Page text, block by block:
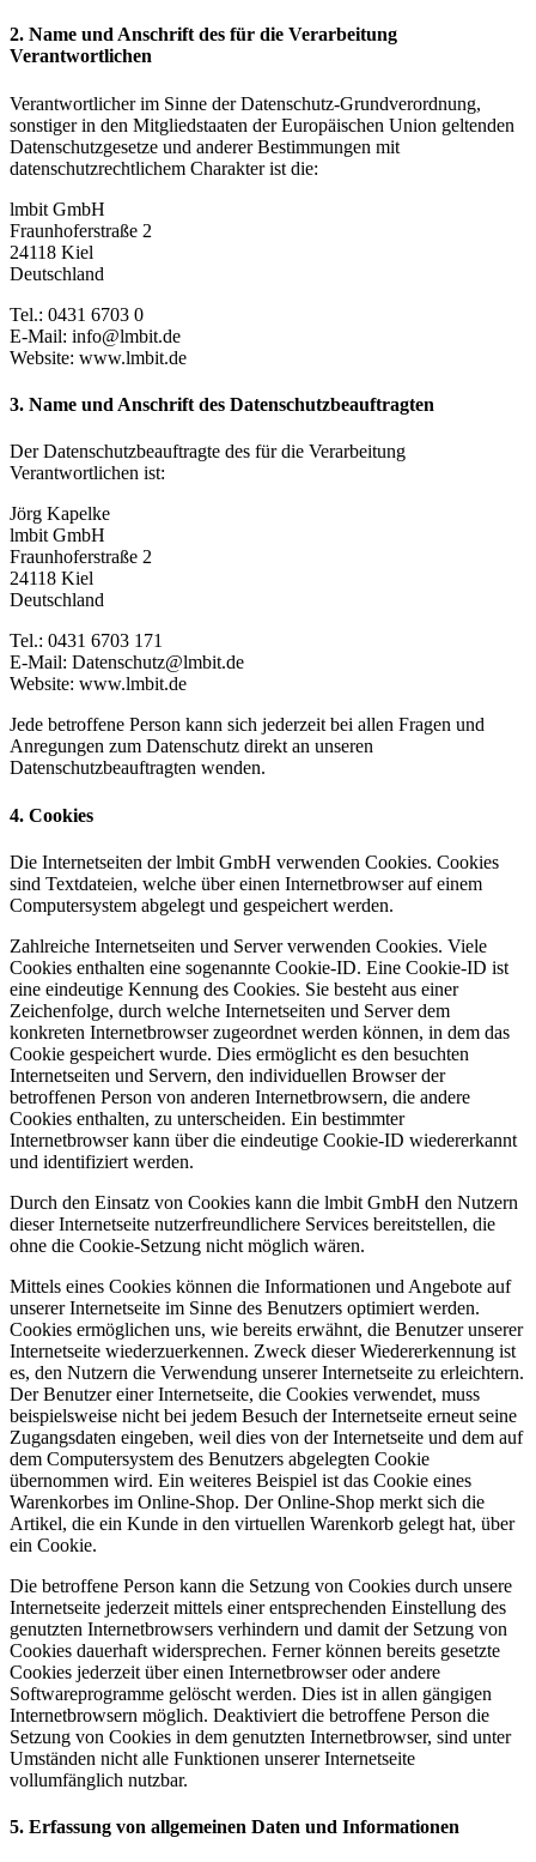
2. Name und Anschrift des für die Verarbeitung
Verantwortlichen
Verantwortlicher im Sinne der Datenschutz-Grundverordnung,
sonstiger in den Mitgliedstaaten der Europäischen Union geltenden
Datenschutzgesetze und anderer Bestimmungen mit
datenschutzrechtlichem Charakter ist die:
lmbit GmbH
Fraunhoferstraße 2
24118 Kiel
Deutschland
Tel.: 0431 6703 0
E-Mail: info@lmbit.de
Website: www.lmbit.de
3. Name und Anschrift des Datenschutzbeauftragten
Der Datenschutzbeauftragte des für die Verarbeitung
Verantwortlichen ist:
Jörg Kapelke
lmbit GmbH
Fraunhoferstraße 2
24118 Kiel
Deutschland
Tel.: 0431 6703 171
E-Mail: Datenschutz@lmbit.de
Website: www.lmbit.de
Jede betroffene Person kann sich jederzeit bei allen Fragen und
Anregungen zum Datenschutz direkt an unseren
Datenschutzbeauftragten wenden.
4. Cookies
Die Internetseiten der lmbit GmbH verwenden Cookies. Cookies
sind Textdateien, welche über einen Internetbrowser auf einem
Computersystem abgelegt und gespeichert werden.
Zahlreiche Internetseiten und Server verwenden Cookies. Viele
Cookies enthalten eine sogenannte Cookie-ID. Eine Cookie-ID ist
eine eindeutige Kennung des Cookies. Sie besteht aus einer
Zeichenfolge, durch welche Internetseiten und Server dem
konkreten Internetbrowser zugeordnet werden können, in dem das
Cookie gespeichert wurde. Dies ermöglicht es den besuchten
Internetseiten und Servern, den individuellen Browser der
betroffenen Person von anderen Internetbrowsern, die andere
Cookies enthalten, zu unterscheiden. Ein bestimmter
Internetbrowser kann über die eindeutige Cookie-ID wiedererkannt
und identifiziert werden.
Durch den Einsatz von Cookies kann die lmbit GmbH den Nutzern
dieser Internetseite nutzerfreundlichere Services bereitstellen, die
ohne die Cookie-Setzung nicht möglich wären.
Mittels eines Cookies können die Informationen und Angebote auf
unserer Internetseite im Sinne des Benutzers optimiert werden.
Cookies ermöglichen uns, wie bereits erwähnt, die Benutzer unserer
Internetseite wiederzuerkennen. Zweck dieser Wiedererkennung ist
es, den Nutzern die Verwendung unserer Internetseite zu erleichtern.
Der Benutzer einer Internetseite, die Cookies verwendet, muss
beispielsweise nicht bei jedem Besuch der Internetseite erneut seine
Zugangsdaten eingeben, weil dies von der Internetseite und dem auf
dem Computersystem des Benutzers abgelegten Cookie
übernommen wird. Ein weiteres Beispiel ist das Cookie eines
Warenkorbes im Online-Shop. Der Online-Shop merkt sich die
Artikel, die ein Kunde in den virtuellen Warenkorb gelegt hat, über
ein Cookie.
Die betroffene Person kann die Setzung von Cookies durch unsere
Internetseite jederzeit mittels einer entsprechenden Einstellung des
genutzten Internetbrowsers verhindern und damit der Setzung von
Cookies dauerhaft widersprechen. Ferner können bereits gesetzte
Cookies jederzeit über einen Internetbrowser oder andere
Softwareprogramme gelöscht werden. Dies ist in allen gängigen
Internetbrowsern möglich. Deaktiviert die betroffene Person die
Setzung von Cookies in dem genutzten Internetbrowser, sind unter
Umständen nicht alle Funktionen unserer Internetseite
vollumfänglich nutzbar.
5. Erfassung von allgemeinen Daten und Informationen